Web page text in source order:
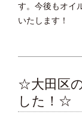
す。今後もオイ
いたします！
☆大田区
した！☆